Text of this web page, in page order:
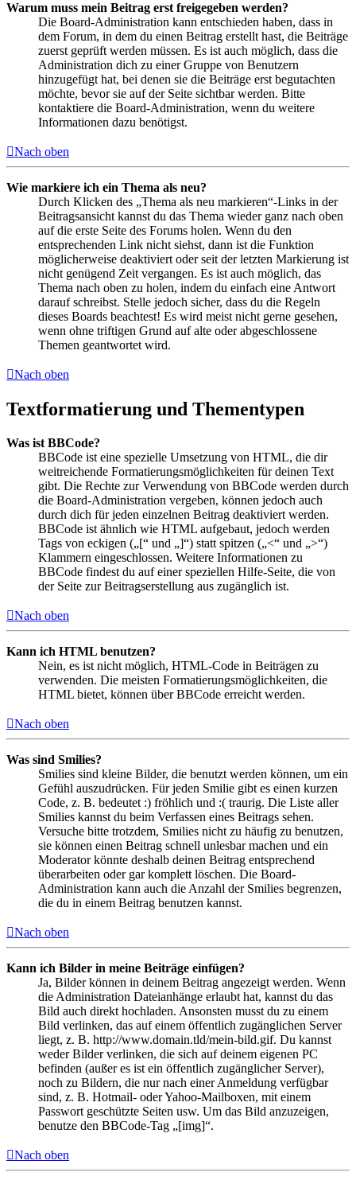
Warum muss mein Beitrag erst freigegeben werden?
Die Board-Administration kann entschieden haben, dass in
dem Forum, in dem du einen Beitrag erstellt hast, die Beiträge
zuerst geprüft werden müssen. Es ist auch möglich, dass die
Administration dich zu einer Gruppe von Benutzern
hinzugefügt hat, bei denen sie die Beiträge erst begutachten
möchte, bevor sie auf der Seite sichtbar werden. Bitte
kontaktiere die Board-Administration, wenn du weitere
Informationen dazu benötigst.
Nach oben
Wie markiere ich ein Thema als neu?
Durch Klicken des „Thema als neu markieren“-Links in der
Beitragsansicht kannst du das Thema wieder ganz nach oben
auf die erste Seite des Forums holen. Wenn du den
entsprechenden Link nicht siehst, dann ist die Funktion
möglicherweise deaktiviert oder seit der letzten Markierung ist
nicht genügend Zeit vergangen. Es ist auch möglich, das
Thema nach oben zu holen, indem du einfach eine Antwort
darauf schreibst. Stelle jedoch sicher, dass du die Regeln
dieses Boards beachtest! Es wird meist nicht gerne gesehen,
wenn ohne triftigen Grund auf alte oder abgeschlossene
Themen geantwortet wird.
Nach oben
Textformatierung und Thementypen
Was ist BBCode?
BBCode ist eine spezielle Umsetzung von HTML, die dir
weitreichende Formatierungsmöglichkeiten für deinen Text
gibt. Die Rechte zur Verwendung von BBCode werden durch
die Board-Administration vergeben, können jedoch auch
durch dich für jeden einzelnen Beitrag deaktiviert werden.
BBCode ist ähnlich wie HTML aufgebaut, jedoch werden
Tags von eckigen („[“ und „]“) statt spitzen („<“ und „>“)
Klammern eingeschlossen. Weitere Informationen zu
BBCode findest du auf einer speziellen Hilfe-Seite, die von
der Seite zur Beitragserstellung aus zugänglich ist.
Nach oben
Kann ich HTML benutzen?
Nein, es ist nicht möglich, HTML-Code in Beiträgen zu
verwenden. Die meisten Formatierungsmöglichkeiten, die
HTML bietet, können über BBCode erreicht werden.
Nach oben
Was sind Smilies?
Smilies sind kleine Bilder, die benutzt werden können, um ein
Gefühl auszudrücken. Für jeden Smilie gibt es einen kurzen
Code, z. B. bedeutet :) fröhlich und :( traurig. Die Liste aller
Smilies kannst du beim Verfassen eines Beitrags sehen.
Versuche bitte trotzdem, Smilies nicht zu häufig zu benutzen,
sie können einen Beitrag schnell unlesbar machen und ein
Moderator könnte deshalb deinen Beitrag entsprechend
überarbeiten oder gar komplett löschen. Die Board-
Administration kann auch die Anzahl der Smilies begrenzen,
die du in einem Beitrag benutzen kannst.
Nach oben
Kann ich Bilder in meine Beiträge einfügen?
Ja, Bilder können in deinem Beitrag angezeigt werden. Wenn
die Administration Dateianhänge erlaubt hat, kannst du das
Bild auch direkt hochladen. Ansonsten musst du zu einem
Bild verlinken, das auf einem öffentlich zugänglichen Server
liegt, z. B. http://www.domain.tld/mein-bild.gif. Du kannst
weder Bilder verlinken, die sich auf deinem eigenen PC
befinden (außer es ist ein öffentlich zugänglicher Server),
noch zu Bildern, die nur nach einer Anmeldung verfügbar
sind, z. B. Hotmail- oder Yahoo-Mailboxen, mit einem
Passwort geschützte Seiten usw. Um das Bild anzuzeigen,
benutze den BBCode-Tag „[img]“.
Nach oben